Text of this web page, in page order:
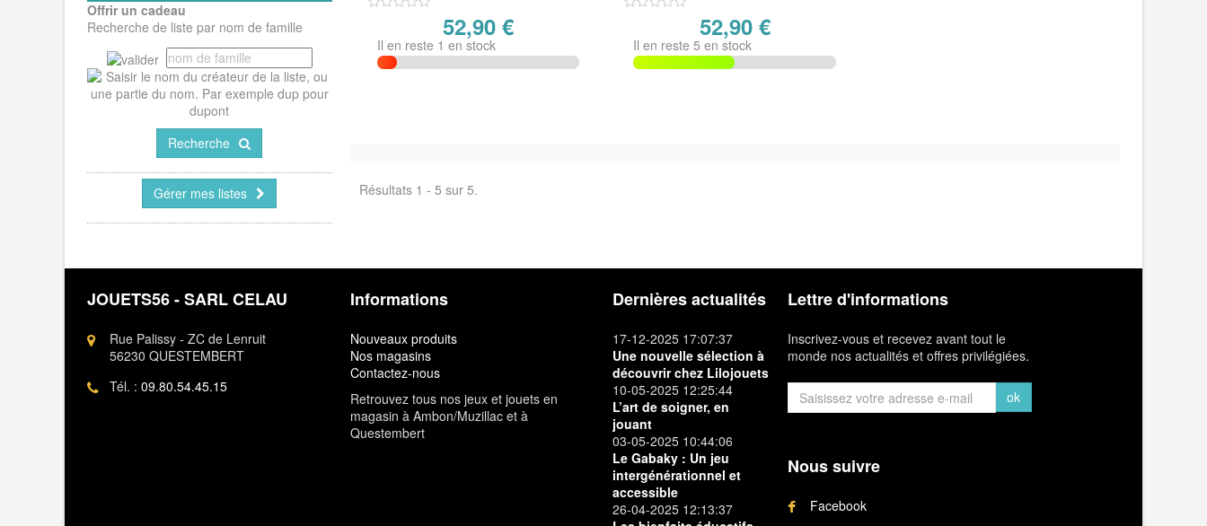
Offrir un cadeau
Recherche de liste par nom de famille
Recherche
Gérer mes listes
52,90 €
Il en reste 1 en stock
52,90 €
Il en reste 5 en stock
Résultats 1 - 5 sur 5.
JOUETS56 - SARL CELAU
Rue Palissy - ZC de Lenruit
56230 QUESTEMBERT
Tél. : 09.80.54.45.15
Informations
Nouveaux produits
Nos magasins
Contactez-nous
Retrouvez tous nos jeux et jouets en
magasin à Ambon/Muzillac et à
Questembert
Dernières actualités
17-12-2025 17:07:37
Une nouvelle sélection à
découvrir chez Lilojouets
10-05-2025 12:25:44
L’art de soigner, en
jouant
03-05-2025 10:44:06
Le Gabaky : Un jeu
intergénérationnel et
accessible
26-04-2025 12:13:37
Lettre d'informations
Inscrivez-vous et recevez avant tout le
monde nos actualités et offres privilégiées.
ok
Nous suivre
Facebook